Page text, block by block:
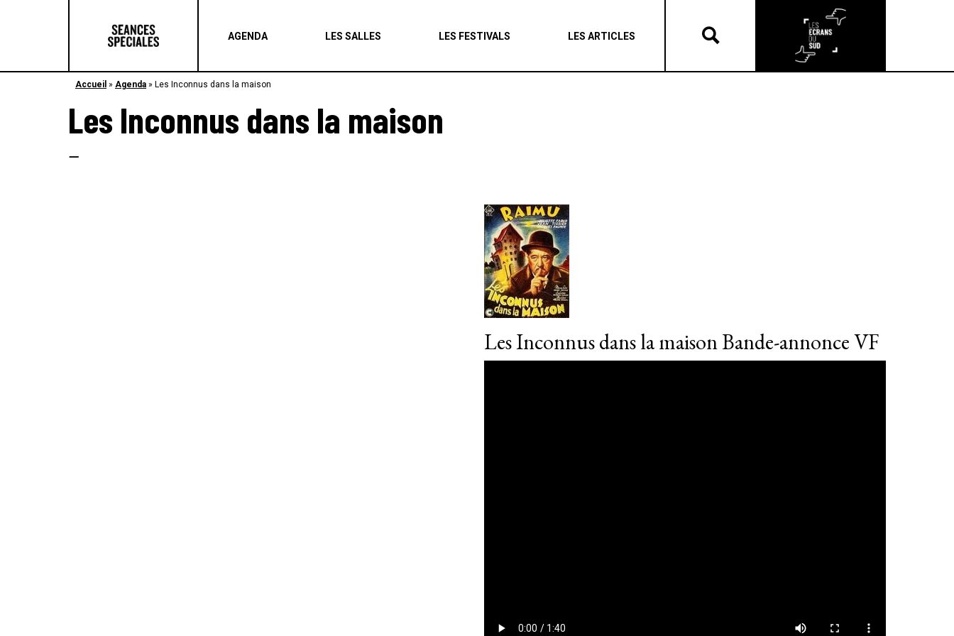
AGENDA LES SALLES LES FESTIVALS LES ARTICLES
Accueil » Agenda » Les Inconnus dans la maison
Les Inconnus dans la maison
–
Les Inconnus dans la maison Bande-annonce VF